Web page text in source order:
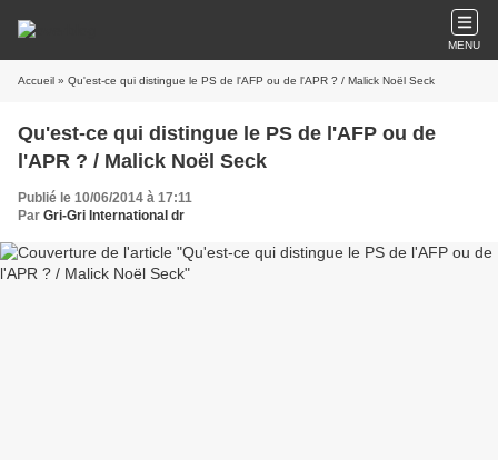
MENU
Accueil » Qu'est-ce qui distingue le PS de l'AFP ou de l'APR ? / Malick Noël Seck
Qu'est-ce qui distingue le PS de l'AFP ou de
l'APR ? / Malick Noël Seck
Publié le 10/06/2014 à 17:11
Par Gri-Gri International dr